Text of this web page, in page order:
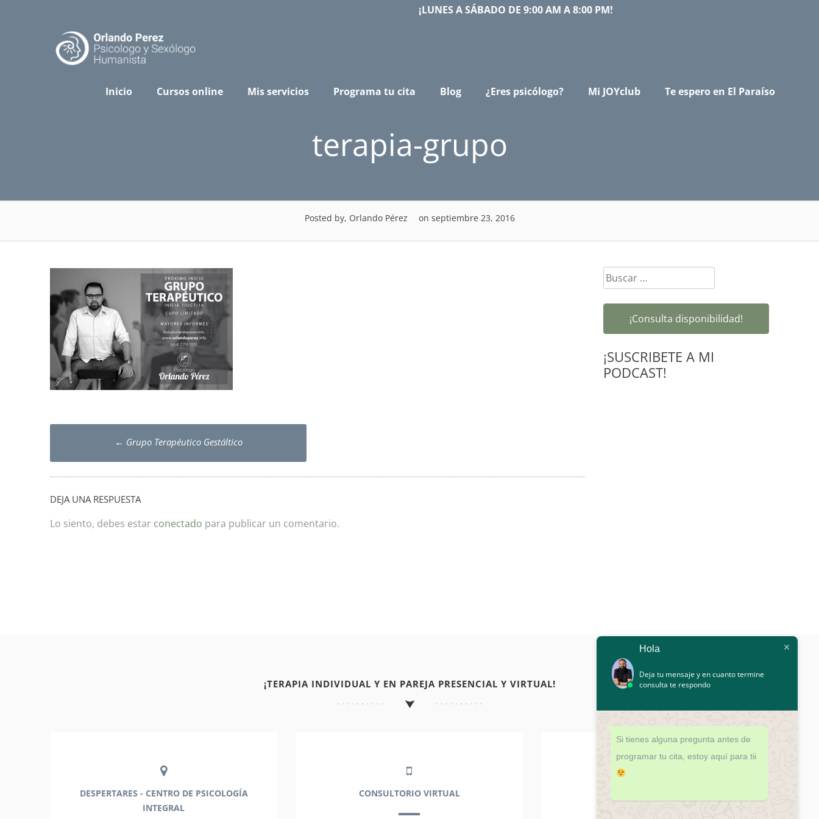
¡LUNES A SÁBADO DE 9:00 AM A 8:00 PM!
Inicio Cursos online Mis servicios Programa tu cita Blog ¿Eres psicólogo? Mi JOYclub Te espero en El Paraíso
terapia-grupo
Posted by, Orlando Pérez on septiembre 23, 2016
Post
navigation
← Grupo Terapéutico Gestáltico
DEJA UNA RESPUESTA
Lo siento, debes estar conectado para publicar un comentario.
Buscar:
¡Consulta disponibilidad!
¡SUSCRIBETE A MI
PODCAST!
¡TERAPIA INDIVIDUAL Y EN PAREJA PRESENCIAL Y VIRTUAL!
DESPERTARES - CENTRO DE PSICOLOGÍA
INTEGRAL
CONSULTORIO VIRTUAL
Hola
Deja tu mensaje y en cuanto termine
consulta te respondo
Si tienes alguna pregunta antes de
programar tu cita, estoy aquí para tii